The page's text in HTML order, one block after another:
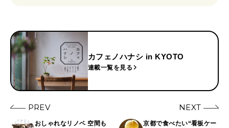
カフェノハナシ in KYOTO
連載一覧を見る
PREV
おしゃれなリノベ 空間も
NEXT
京都で食べたい“看板ケー